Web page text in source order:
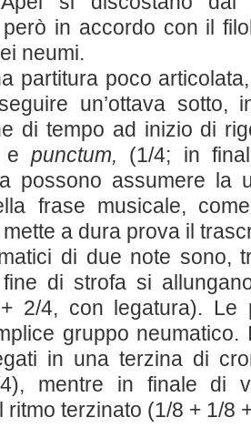
in accordo con il
neumi.
partitura poco
un’ottava sotto,
di tempo ad inizio di
epunctum, (1/4; in
possono assumere la
frase musicale,
a dura prova il
di due note sono,
di strofa si
2/4, con legatura). Le
gruppo
in una terzina di
mentre in finale di
ritmo terzinato (1/8 + 1/8